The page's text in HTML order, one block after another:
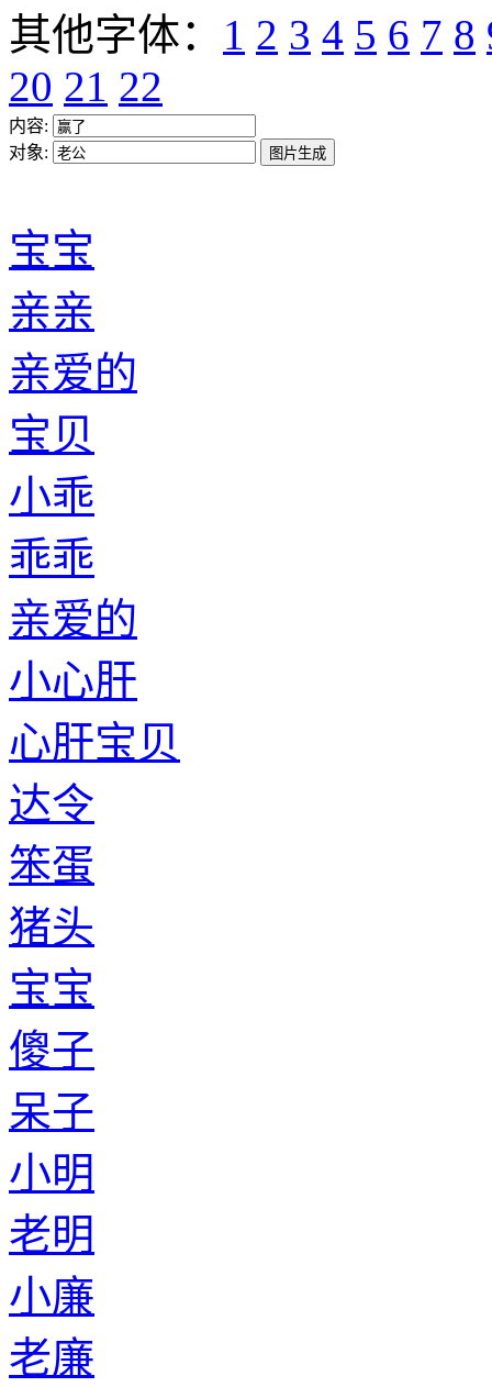
其他字体： 1 2 3 4 5 6 7 8
20 21 22
内容:
对象:
宝宝
亲亲
亲爱的
宝贝
小乖
乖乖
亲爱的
小心肝
心肝宝贝
达令
笨蛋
猪头
宝宝
傻子
呆子
小明
老明
小廉
老廉